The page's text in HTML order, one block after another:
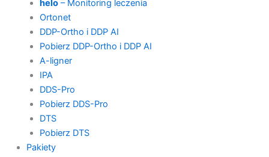
helo– Monitoring leczenia
Ortonet
DDP-Ortho i DDP AI
Pobierz DDP-Ortho i DDP AI
A-ligner
IPA
DDS-Pro
Pobierz DDS-Pro
DTS
Pobierz DTS
Pakiety